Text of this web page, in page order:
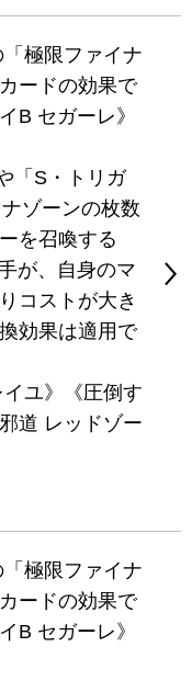
「極限ファイナ
ードの効果で
B セガーレ》
「S・トリガ
ゾーンの枚数
を召喚する
が、自身のマ
コストが大き
効果は適用で
ユ》《圧倒す
道 レッドゾー
「極限ファイナ
ードの効果で
B セガーレ》